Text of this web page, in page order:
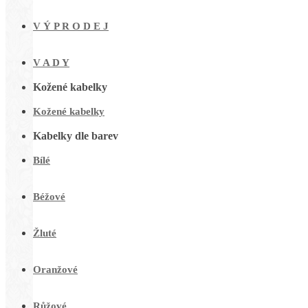
V Ý P R O D E J
V A D Y
Kožené kabelky
Kožené kabelky
Kabelky dle barev
Bílé
Béžové
Žluté
Oranžové